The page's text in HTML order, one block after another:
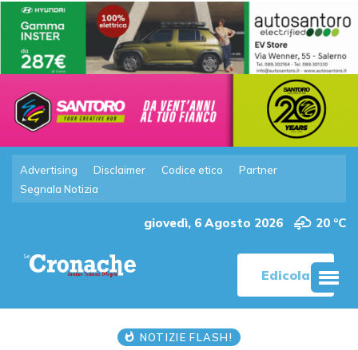
Advertising Disclaimer Codice etico
Partner
Segnala Notizia
giovedì, 6 Agosto 2026 20 °C
Edicola
NOTIZIE FLASH!